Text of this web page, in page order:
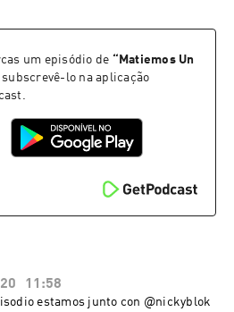
um episódio de “ Matiemos Un
subscrevê-lo na aplicação
11:58
estamos junto con @nickyblok